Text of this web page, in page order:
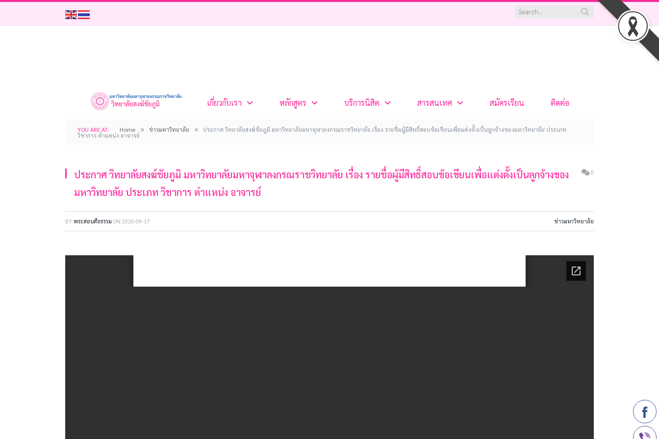
เกี่ยวกับเรา หลักสูตร บริการนิสิต สารสนเทศ สมัครเรียน ติดต่อ
YOU ARE AT: Home » ข่าวมหาวิทยาลัย » ประกาศ วิทยาลัยสงฆ์ชัยภูมิ มหาวิทยาลัยมหาจุฬาลงกรณราชวิทยาลัย เรื่อง รายชื่อผู้มีสิทธิ์สอบข้อเขียนเพื่อแต่งตั้งเป็นลูกจ้างของมหาวิทยาลัย ประเภท
วิชาการ ตำแหน่ง อาจารย์
ประกาศ วิทยาลัยสงฆ์ชัยภูมิ มหาวิทยาลัยมหาจุฬาลงกรณราชวิทยาลัย เรื่อง รายชื่อผู้มีสิทธิ์สอบข้อเขียนเพื่อแต่งตั้งเป็นลูกจ้างของ
มหาวิทยาลัย ประเภท วิชาการ ตำแหน่ง อาจารย์
0
BY พระสอนศีลธรรม ON 2020-09-17 ข่าวมหาวิทยาลัย